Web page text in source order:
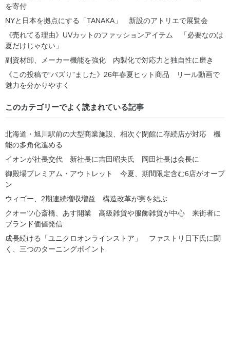
を寄付
NYと日本を拠点にする「TANAKA」 新設のアトリエで展覧会
《売れてる理由》UVカットのファッションアイテム 「必要なのは
夏だけじゃない」
副資材卸、メーカー機能を強化 内製化で対応力と独自性に磨き
《この投稿で“バズり”ました》26年春夏ヒット商品 リール動画で
魅力を分かりやすく
このカテゴリーでよく読まれている記事
北海道・旭川駅前の大型商業施設、相次ぐ閉館に存続店が対応 機
能の多角化進める
イオンが社長交代 新社長に吉田昭夫氏 岡田社長は会長に
御殿場プレミアム・アウトレット 今夏、期間限定含む6店がオープ
ン
ウィゴー、2期連続増収増益 構造改革が実を結ぶ
クオーツ心斎橋、あす開業 高級雑貨や服飾雑貨が中心 来街者に
ブランド価値発信
成長続ける「ユニクロオンラインストア」 ファストリ日下氏に聞
く、三つのターニングポイント